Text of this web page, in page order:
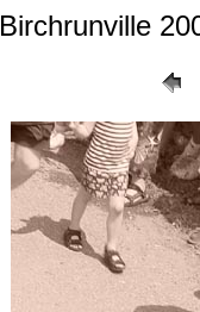
Birchrunville